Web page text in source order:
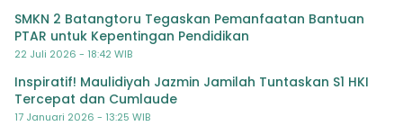
SMKN 2 Batangtoru Tegaskan Pemanfaatan Bantuan
PTAR untuk Kepentingan Pendidikan
22 Juli 2026 - 18:42 WIB
Inspiratif! Maulidiyah Jazmin Jamilah Tuntaskan S1 HKI
Tercepat dan Cumlaude
17 Januari 2026 - 13:25 WIB